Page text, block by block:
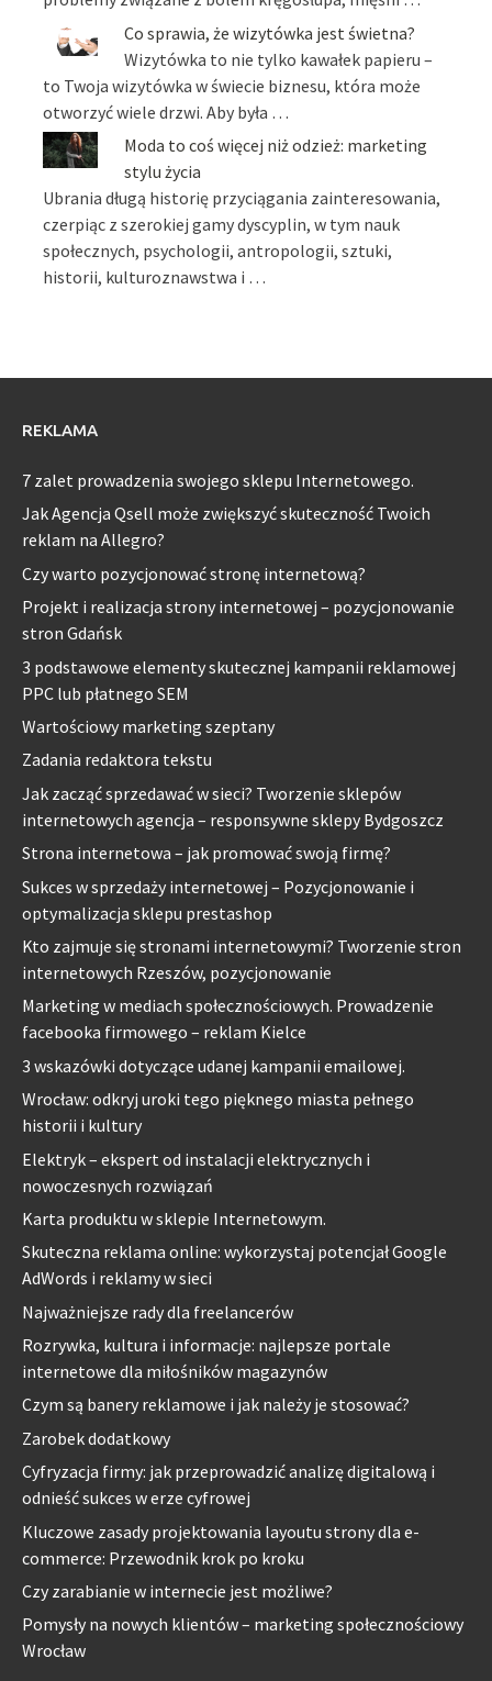
Co sprawia, że wizytówka jest świetna?
Wizytówka to nie tylko kawałek papieru –
to Twoja wizytówka w świecie biznesu, która może
otworzyć wiele drzwi. Aby była …
Moda to coś więcej niż odzież: marketing
stylu życia
Ubrania długą historię przyciągania zainteresowania,
czerpiąc z szerokiej gamy dyscyplin, w tym nauk
społecznych, psychologii, antropologii, sztuki,
historii, kulturoznawstwa i …
REKLAMA
7 zalet prowadzenia swojego sklepu Internetowego.
Jak Agencja Qsell może zwiększyć skuteczność Twoich
reklam na Allegro?
Czy warto pozycjonować stronę internetową?
Projekt i realizacja strony internetowej – pozycjonowanie
stron Gdańsk
3 podstawowe elementy skutecznej kampanii reklamowej
PPC lub płatnego SEM
Wartościowy marketing szeptany
Zadania redaktora tekstu
Jak zacząć sprzedawać w sieci? Tworzenie sklepów
internetowych agencja – responsywne sklepy Bydgoszcz
Strona internetowa – jak promować swoją firmę?
Sukces w sprzedaży internetowej – Pozycjonowanie i
optymalizacja sklepu prestashop
Kto zajmuje się stronami internetowymi? Tworzenie stron
internetowych Rzeszów, pozycjonowanie
Marketing w mediach społecznościowych. Prowadzenie
facebooka firmowego – reklam Kielce
3 wskazówki dotyczące udanej kampanii emailowej.
Wrocław: odkryj uroki tego pięknego miasta pełnego
historii i kultury
Elektryk – ekspert od instalacji elektrycznych i
nowoczesnych rozwiązań
Karta produktu w sklepie Internetowym.
Skuteczna reklama online: wykorzystaj potencjał Google
AdWords i reklamy w sieci
Najważniejsze rady dla freelancerów
Rozrywka, kultura i informacje: najlepsze portale
internetowe dla miłośników magazynów
Czym są banery reklamowe i jak należy je stosować?
Zarobek dodatkowy
Cyfryzacja firmy: jak przeprowadzić analizę digitalową i
odnieść sukces w erze cyfrowej
Kluczowe zasady projektowania layoutu strony dla e-
commerce: Przewodnik krok po kroku
Czy zarabianie w internecie jest możliwe?
Pomysły na nowych klientów – marketing społecznościowy
Wrocław